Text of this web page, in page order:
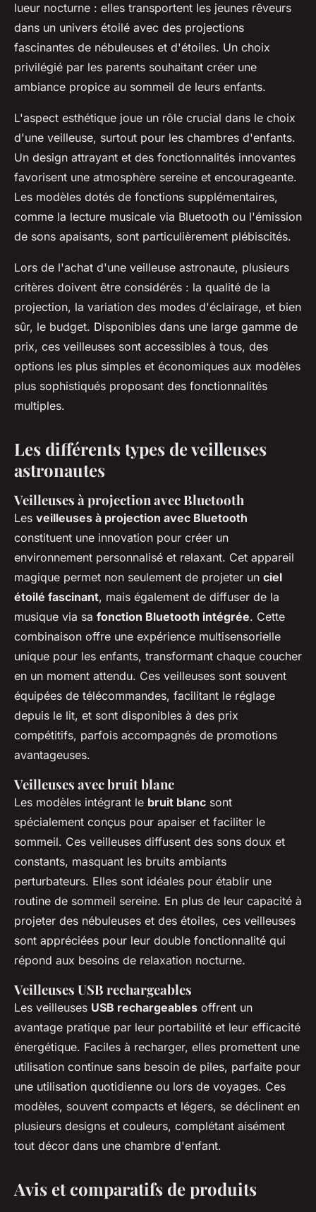
lueur nocturne : elles transportent les jeunes rêveurs
dans un univers étoilé avec des projections
fascinantes de nébuleuses et d'étoiles. Un choix
privilégié par les parents souhaitant créer une
ambiance propice au sommeil de leurs enfants.
L'aspect esthétique joue un rôle crucial dans le choix
d'une veilleuse, surtout pour les chambres d'enfants.
Un design attrayant et des fonctionnalités innovantes
favorisent une atmosphère sereine et encourageante.
Les modèles dotés de fonctions supplémentaires,
comme la lecture musicale via Bluetooth ou l'émission
de sons apaisants, sont particulièrement plébiscités.
Lors de l'achat d'une veilleuse astronaute, plusieurs
critères doivent être considérés : la qualité de la
projection, la variation des modes d'éclairage, et bien
sûr, le budget. Disponibles dans une large gamme de
prix, ces veilleuses sont accessibles à tous, des
options les plus simples et économiques aux modèles
plus sophistiqués proposant des fonctionnalités
multiples.
Les différents types de veilleuses
astronautes
Veilleuses à projection avec Bluetooth
Les veilleuses à projection avec Bluetooth
constituent une innovation pour créer un
environnement personnalisé et relaxant. Cet appareil
magique permet non seulement de projeter un ciel
étoilé fascinant, mais également de diffuser de la
musique via sa fonction Bluetooth intégrée. Cette
combinaison offre une expérience multisensorielle
unique pour les enfants, transformant chaque coucher
en un moment attendu. Ces veilleuses sont souvent
équipées de télécommandes, facilitant le réglage
depuis le lit, et sont disponibles à des prix
compétitifs, parfois accompagnés de promotions
avantageuses.
Veilleuses avec bruit blanc
Les modèles intégrant le bruit blanc sont
spécialement conçus pour apaiser et faciliter le
sommeil. Ces veilleuses diffusent des sons doux et
constants, masquant les bruits ambiants
perturbateurs. Elles sont idéales pour établir une
routine de sommeil sereine. En plus de leur capacité à
projeter des nébuleuses et des étoiles, ces veilleuses
sont appréciées pour leur double fonctionnalité qui
répond aux besoins de relaxation nocturne.
Veilleuses USB rechargeables
Les veilleuses USB rechargeables offrent un
avantage pratique par leur portabilité et leur efficacité
énergétique. Faciles à recharger, elles promettent une
utilisation continue sans besoin de piles, parfaite pour
une utilisation quotidienne ou lors de voyages. Ces
modèles, souvent compacts et légers, se déclinent en
plusieurs designs et couleurs, complétant aisément
tout décor dans une chambre d'enfant.
Avis et comparatifs de produits